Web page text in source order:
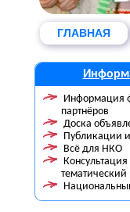
ГЛАВНАЯ
Информация
партнёров
Доска
Публикации и
Всё для НКО
Консультация
тематический